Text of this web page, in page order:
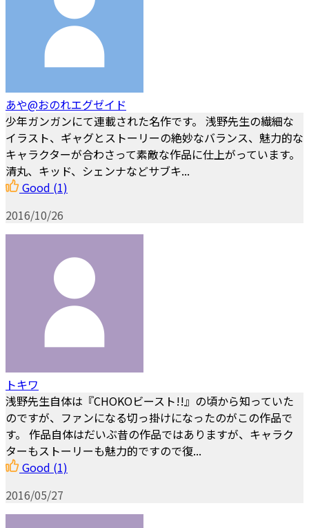
あや@おのれエグゼイド
少年ガンガンにて連載された名作です。 浅野先生の繊細な
イラスト、ギャグとストーリーの絶妙なバランス、魅力的な
キャラクターが合わさって素敵な作品に仕上がっています。
清丸、キッド、シェンナなどサブキ...
Good (1)
2016/10/26
トキワ
浅野先生自体は『CHOKOビースト!!』の頃から知っていた
のですが、ファンになる切っ掛けになったのがこの作品で
す。 作品自体はだいぶ昔の作品ではありますが、キャラク
ターもストーリーも魅力的ですので復...
Good (1)
2016/05/27